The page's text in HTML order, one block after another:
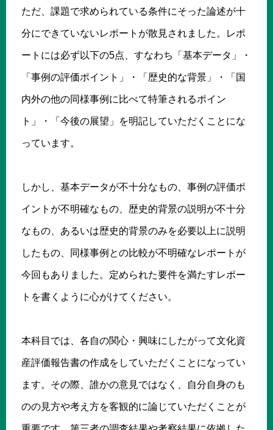
ただ、課題で求められている条件にそった論述が十
分にできていないレポートが散見されました。レポ
ートには必ず以下の5点、すなわち「基本データ」・
「事例の評価ポイント」・「歴史的な背景」・「国
内外の他の同様事例に比べて特筆されるポイン
ト」・「今後の展望」を明記していただくことにな
っています。
しかし、基本データが不十分なもの、事例の評価ポ
イントが不明確なもの、歴史的背景の説明が不十分
なもの、あるいは歴史的背景のみを必要以上に説明
したもの、同様事例との比較が不明確なレポートが
今回もありました。定められた要件を満たすレポー
トを書くように心がけてください。
本科目では、各自の関心・興味にしたがって文化資
産評価報告書の作成をしていただくことになってい
ます。その際、誰かの意見ではなく、自分自身のも
のの見方や考え方を客観的に論じていただくことが